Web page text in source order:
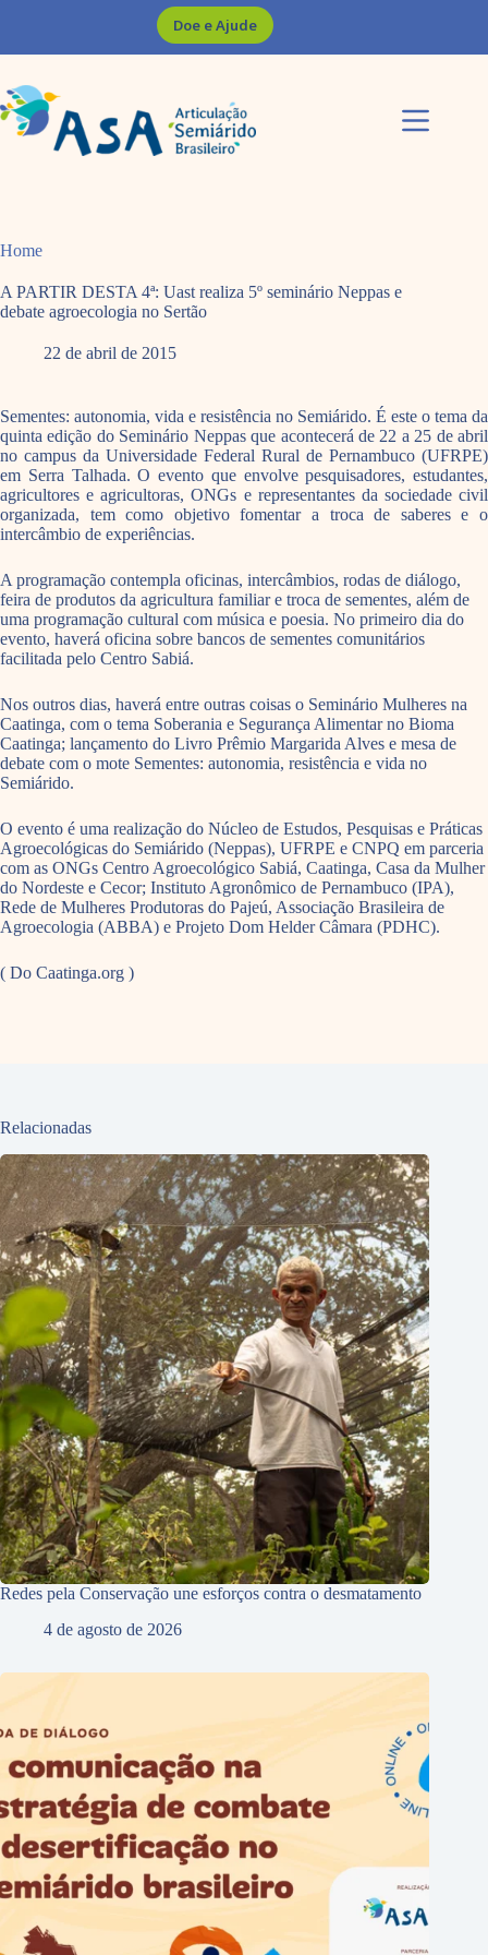
Doe e Ajude
Home
A PARTIR DESTA 4ª: Uast realiza 5º seminário Neppas e
debate agroecologia no Sertão
22 de abril de 2015
Sementes: autonomia, vida e resistência no Semiárido. É este o tema da
quinta edição do Seminário Neppas que acontecerá de 22 a 25 de abril
no campus da Universidade Federal Rural de Pernambuco (UFRPE)
em Serra Talhada. O evento que envolve pesquisadores, estudantes,
agricultores e agricultoras, ONGs e representantes da sociedade civil
organizada, tem como objetivo fomentar a troca de saberes e o
intercâmbio de experiências.
A programação contempla oficinas, intercâmbios, rodas de diálogo,
feira de produtos da agricultura familiar e troca de sementes, além de
uma programação cultural com música e poesia. No primeiro dia do
evento, haverá oficina sobre bancos de sementes comunitários
facilitada pelo Centro Sabiá.
Nos outros dias, haverá entre outras coisas o Seminário Mulheres na
Caatinga, com o tema Soberania e Segurança Alimentar no Bioma
Caatinga; lançamento do Livro Prêmio Margarida Alves e mesa de
debate com o mote Sementes: autonomia, resistência e vida no
Semiárido.
O evento é uma realização do Núcleo de Estudos, Pesquisas e Práticas
Agroecológicas do Semiárido (Neppas), UFRPE e CNPQ em parceria
com as ONGs Centro Agroecológico Sabiá, Caatinga, Casa da Mulher
do Nordeste e Cecor; Instituto Agronômico de Pernambuco (IPA),
Rede de Mulheres Produtoras do Pajeú, Associação Brasileira de
Agroecologia (ABBA) e Projeto Dom Helder Câmara (PDHC).
( Do Caatinga.org )
Relacionadas
Redes pela Conservação une esforços contra o desmatamento
4 de agosto de 2026